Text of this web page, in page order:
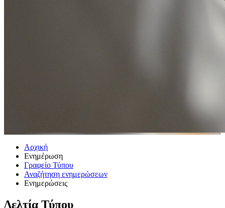
Αρχική
Ενημέρωση
Γραφείο Τύπου
Αναζήτηση ενημερώσεων
Ενημερώσεις
Δελτία Τύπου